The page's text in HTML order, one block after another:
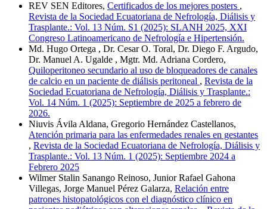
REV SEN Editores, Certificados de los mejores posters ,
Revista de la Sociedad Ecuatoriana de Nefrología, Diálisis y
Trasplante.: Vol. 13 Núm. S1 (2025): SLANH 2025, XXI
Congreso Latinoamericano de Nefrología e Hipertensión.
Md. Hugo Ortega , Dr. Cesar O. Toral, Dr. Diego F. Argudo,
Dr. Manuel A. Ugalde , Mgtr. Md. Adriana Cordero,
Quiloperitoneo secundario al uso de bloqueadores de canales
de calcio en un paciente de diálisis peritoneal , Revista de la
Sociedad Ecuatoriana de Nefrología, Diálisis y Trasplante.:
Vol. 14 Núm. 1 (2025): Septiembre de 2025 a febrero de
2026.
Niuvis Ávila Aldana, Gregorio Hernández Castellanos,
Atención primaria para las enfermedades renales en gestantes
, Revista de la Sociedad Ecuatoriana de Nefrología, Diálisis y
Trasplante.: Vol. 13 Núm. 1 (2025): Septiembre 2024 a
Febrero 2025
Wilmer Stalin Sanango Reinoso, Junior Rafael Gahona
Villegas, Jorge Manuel Pérez Galarza, Relación entre
patrones histopatológicos con el diagnóstico clínico en